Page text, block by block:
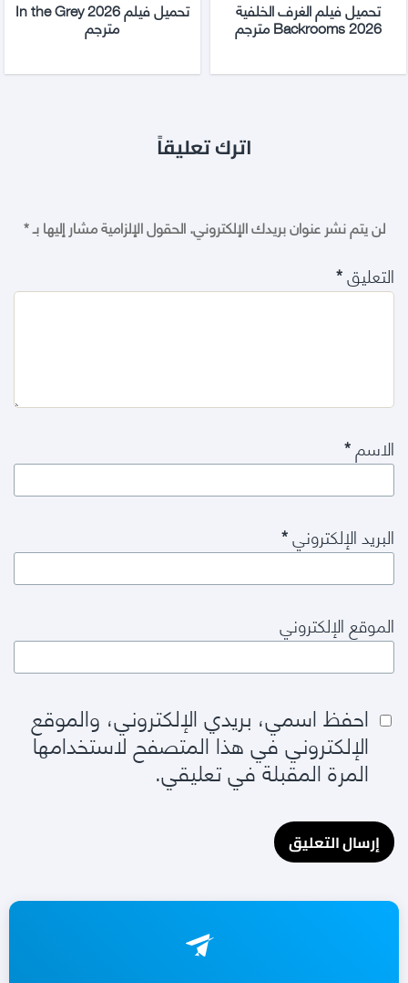
تحميل فيلم الغرف الخلفية
Backrooms 2026 مترجم
تحميل فيلم In the Grey 2026
مترجم
اترك تعليقاً
لن يتم نشر عنوان بريدك الإلكتروني.الحقول الإلزامية مشار إليها بـ*
التعليق*
الاسم*
البريد الإلكتروني*
الموقع الإلكتروني
احفظ اسمي، بريدي الإلكتروني، والموقع
الإلكتروني في هذا المتصفح لاستخدامها
المرة المقبلة في تعليقي.